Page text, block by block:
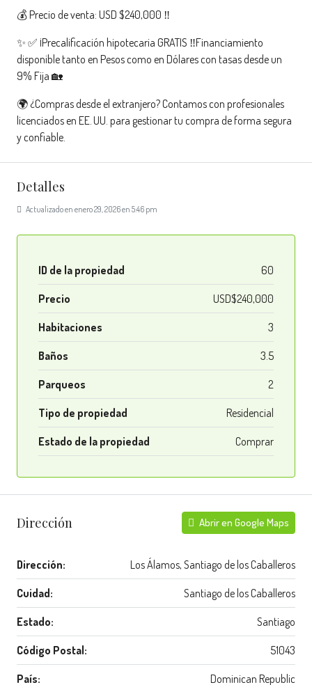
💰 Precio de venta: USD $240,000 ‼️
✨ ✅ ¡Precalificación hipotecaria GRATIS ‼️Financiamiento
disponible tanto en Pesos como en Dólares con tasas desde un
9% Fija 🏡
🌍 ¿Compras desde el extranjero? Contamos con profesionales
licenciados en EE. UU. para gestionar tu compra de forma segura
y confiable.
Detalles
Actualizado en enero 29, 2026 en 5:46 pm
ID de la propiedad 60
Precio USD$240,000
Habitaciones 3
Baños 3.5
Parqueos 2
Tipo de propiedad Residencial
Estado de la propiedad Comprar
Dirección Abrir en Google Maps
Dirección: Los Álamos, Santiago de los Caballeros
Cuidad: Santiago de los Caballeros
Estado: Santiago
Código Postal: 51043
País: Dominican Republic